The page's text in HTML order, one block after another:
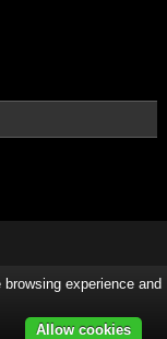
experience and
Allow cookies